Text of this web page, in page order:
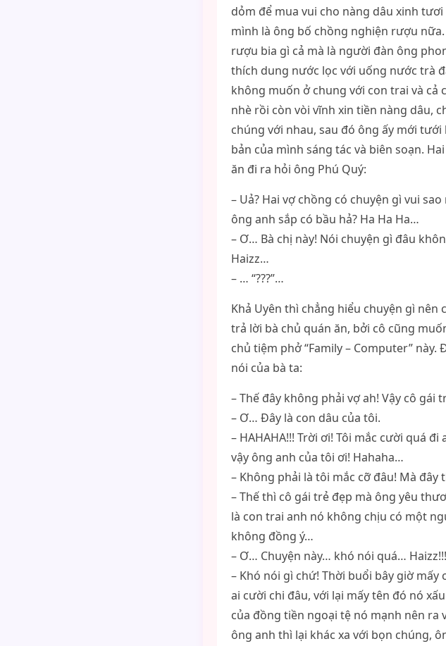
dỏm để mua vui cho nàng dâu xinh
mình là ông bố chồng nghiện rượu
rượu bia gì cả mà là người đàn ông
thích dung nước lọc với uống nước trà
không muốn ở chung với con trai và cả
nhè rồi còn vòi vĩnh xin tiền nàng dâu,
chúng với nhau, sau đó ông ấy mới
bản của mình sáng tác và biên soạn.
ăn đi ra hỏi ông Phú Quý:
– Uả? Hai vợ chồng có chuyện gì vui
ông anh sắp có bầu hả? Ha Ha Ha…
– Ơ… Bà chị này! Nói chuyện gì đâu
Haizz…
– … “???”…
Khả Uyên thì chẳng hiểu chuyện gì
trả lời bà chủ quán ăn, bởi cô cũng
chủ tiệm phở “Family – Computer”
nói của bà ta:
– Thế đây không phải vợ ah! Vậy cô
– Ơ… Đây là con dâu của tôi.
– HAHAHA!!! Trời ơi! Tôi mắc cười quá
vậy ông anh của tôi ơi! Hahaha…
– Không phải là tôi mắc cỡ đâu! Mà
– Thế thì cô gái trẻ đẹp mà ông yêu
là con trai anh nó không chịu có một
không đồng ý…
– Ơ… Chuyện này… khó nói quá… Haizz!!!
– Khó nói gì chứ! Thời buổi bây giờ
ai cười chi đâu, với lại mấy tên đó nó
của đồng tiền ngoại tệ nó mạnh nên
ông anh thì lại khác xa với bọn chúng,